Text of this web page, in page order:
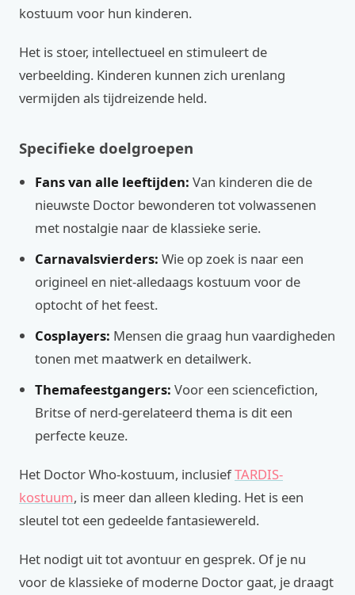
kostuum voor hun kinderen.
Het is stoer, intellectueel en stimuleert de
verbeelding. Kinderen kunnen zich urenlang
vermijden als tijdreizende held.
Specifieke doelgroepen
Fans van alle leeftijden: Van kinderen die de
nieuwste Doctor bewonderen tot volwassenen
met nostalgie naar de klassieke serie.
Carnavalsvierders: Wie op zoek is naar een
origineel en niet-alledaags kostuum voor de
optocht of het feest.
Cosplayers: Mensen die graag hun vaardigheden
tonen met maatwerk en detailwerk.
Themafeestgangers: Voor een sciencefiction,
Britse of nerd-gerelateerd thema is dit een
perfecte keuze.
Het Doctor Who-kostuum, inclusiefTARDIS-
kostuum, is meer dan alleen kleding. Het is een
sleutel tot een gedeelde fantasiewereld.
Het nodigt uit tot avontuur en gesprek. Of je nu
voor de klassieke of moderne Doctor gaat, je draagt